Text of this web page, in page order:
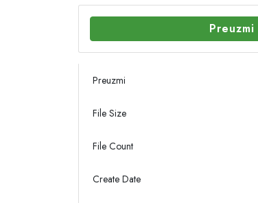
Preuzmi
Preuzmi
File Size
File Count
Create Date